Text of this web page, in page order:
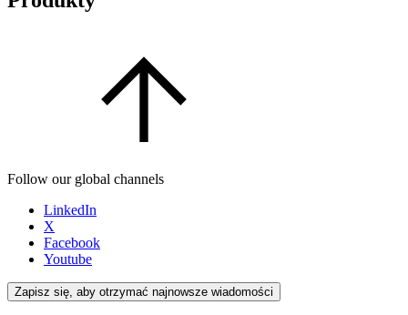
Follow our global channels
LinkedIn
X
Facebook
Youtube
Zapisz się, aby otrzymać najnowsze wiadomości